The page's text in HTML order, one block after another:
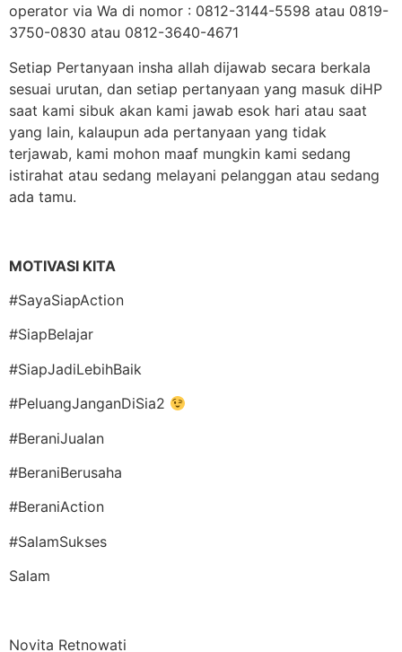
operator via Wa di nomor : 0812-3144-5598 atau 0819-
3750-0830 atau 0812-3640-4671
Setiap Pertanyaan insha allah dijawab secara berkala
sesuai urutan, dan setiap pertanyaan yang masuk diHP
saat kami sibuk akan kami jawab esok hari atau saat
yang lain, kalaupun ada pertanyaan yang tidak
terjawab, kami mohon maaf mungkin kami sedang
istirahat atau sedang melayani pelanggan atau sedang
ada tamu.
MOTIVASI KITA
#SayaSiapAction
#SiapBelajar
#SiapJadiLebihBaik
#PeluangJanganDiSia2
#BeraniJualan
#BeraniBerusaha
#BeraniAction
#SalamSukses
Salam
Novita Retnowati